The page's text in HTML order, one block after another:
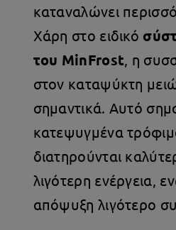
καταναλώνει
Χάρη στο ειδικό
του MinFrost, η
στον καταψύκτη
σημαντικά. Αυτό
κατεψυγμένα
διατηρούνται
λιγότερη ενέργεια,
απόψυξη λιγότερο